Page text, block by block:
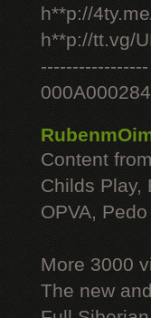
h**p://
h**p://tt.vg/
-----------------
000A000284
Content
Childs Play,
OPVA,
More 3000
The new